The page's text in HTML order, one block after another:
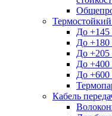
Термостойкий
До +145
До +180
До
До +400
До +600
Кабель